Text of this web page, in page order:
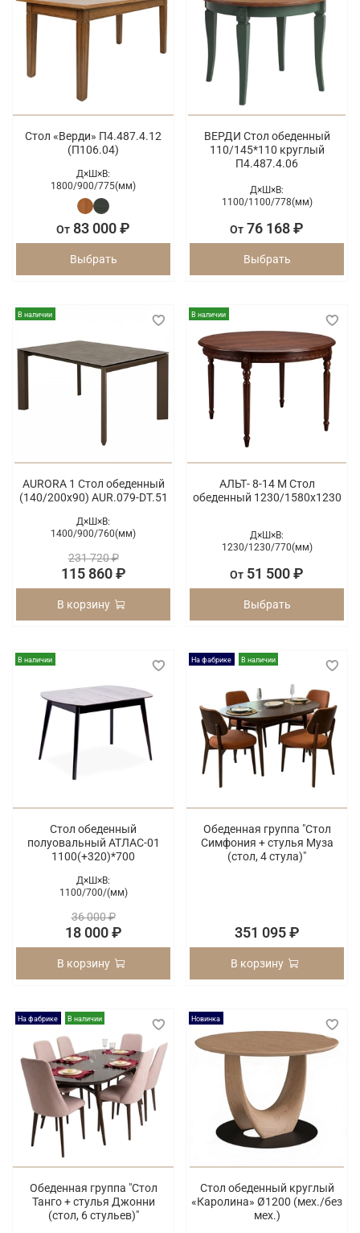
Стол «Верди» П4.487.4.12
(П106.04)
Д×Ш×В:
1800/900/775(мм)
От 83 000 ₽
Выбрать
ВЕРДИ Стол обеденный
110/145*110 круглый
П4.487.4.06
Д×Ш×В:
1100/1100/778(мм)
От 76 168 ₽
Выбрать
В наличии
AURORA 1 Стол обеденный
(140/200х90) AUR.079-DT.51
Д×Ш×В:
1400/900/760(мм)
231 720 ₽
115 860 ₽
В корзину
В наличии
АЛЬТ- 8-14 M Стол
обеденный 1230/1580х1230
Д×Ш×В:
1230/1230/770(мм)
От 51 500 ₽
Выбрать
В наличии
Стол обеденный
полуовальный АТЛАС-01
1100(+320)*700
Д×Ш×В:
1100/700/(мм)
36 000 ₽
18 000 ₽
В корзину
На фабрике В наличии
Обеденная группа "Стол
Симфония + стулья Муза
(стол, 4 стула)"
351 095 ₽
В корзину
На фабрике В наличии
Обеденная группа "Стол
Танго + стулья Джонни
(cтол, 6 стульев)"
Новинка
Стол обеденный круглый
«Каролина» Ø1200 (мех./без
мех.)